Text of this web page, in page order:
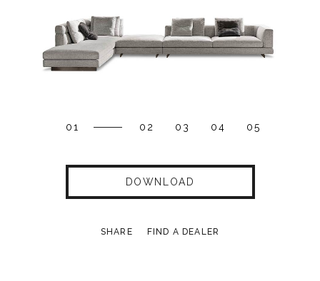
01 02 03 04 05
DOWNLOAD
SHARE FIND A DEALER